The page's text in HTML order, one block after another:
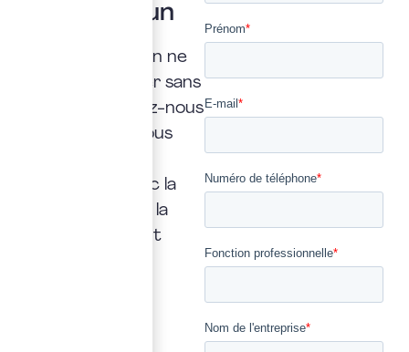
Posez là à un
Une interrogation ne
doit jamais rester sans
réponse. Confiez-nous
la vôtre : nous vous
rapidement, avec la
transparence et la
précision qui font